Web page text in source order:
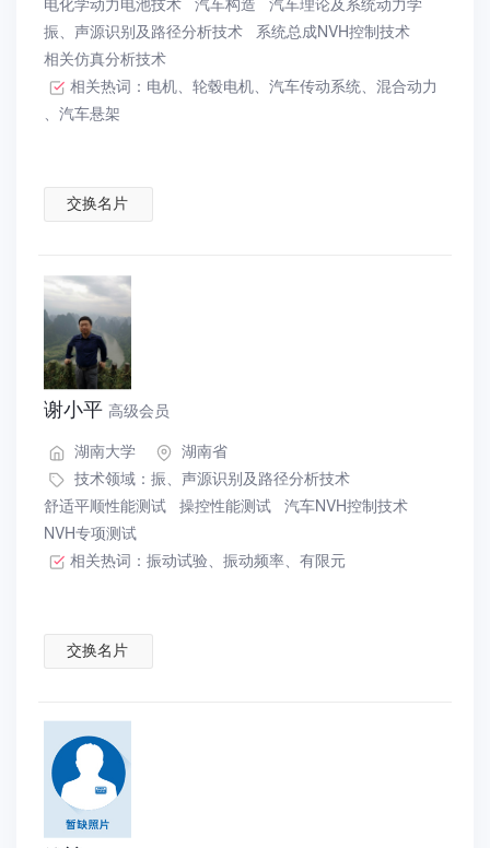
振、声源识别及路径分析技术
系统总成NVH控制技术
相关仿真分析技术
相关热词： 电机、 轮毂电机、 汽车传动系统、 混合动力
、 汽车悬架
交换名片
谢小平 高级会员
湖南大学
湖南省
技术领域： 振、声源识别及路径分析技术
舒适平顺性能测试 操控性能测试 汽车NVH控制技术
NVH专项测试
相关热词： 振动试验、 振动频率、 有限元
交换名片